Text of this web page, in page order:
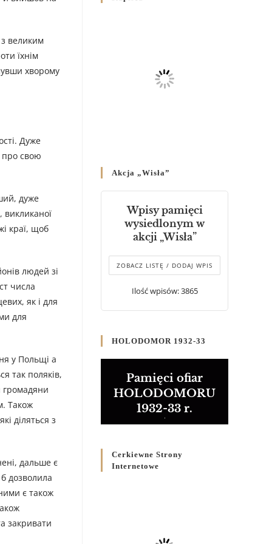
великим
їхнім
хворому
Дуже
про свою
дуже
краї, щоб
людей зі
числа
як і для
для
у Польщі а
так поляків,
громадяни
Також
діляться з
дальше є
дозволила
є також
закривати
Родин
Справ Молоді та встановленя
складу Катихитичної Комісії
днях 2-12 липня 2024 р.”
Декрет єпископів
Перемисько-Варшавської
Митрополії стосовно
звершування Божественної
літургії
Булла проголошення
Розпорядження
Преосвященнішого Владики
Кир Володимира Р. Ющака
про вживання друкованих
книг на публічних
богослужіннях
Akcja „Wisła”
Wpisy pamięci
wysiedlonym w
akcji „Wisła”
ZOBACZ LISTĘ / DODAJ WPIS
Ilość wpisów: 3865
HOLODOMOR 1932-33
Pamięci ofiar
HOLODOMORU
1932-33 r.
Cerkiewne Strony
Internetowe